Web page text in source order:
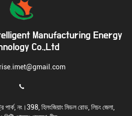
Manufacturing Energy
Co.,Ltd
পার্ক, নং।398, হিলংজিয়াং মিডল রোড, লিচং জেলা,